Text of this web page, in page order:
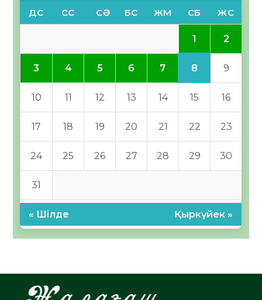
ДС СС СӘ БС ЖМ СБ ЖС
1 2
3 4 5 6 7 8 9
10 11 12 13 14 15 16
17 18 19 20 21 22 23
24 25 26 27 28 29 30
31
« Шілде Қыркүйек »